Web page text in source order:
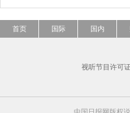
首页 国际 国内
视听节目许可